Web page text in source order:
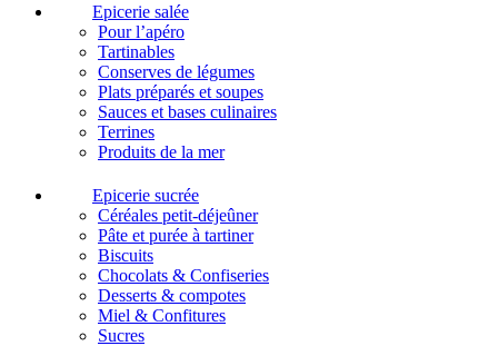
Epicerie salée
Pour l’apéro
Tartinables
Conserves de légumes
Plats préparés et soupes
Sauces et bases culinaires
Terrines
Produits de la mer
Epicerie sucrée
Céréales petit-déjeûner
Pâte et purée à tartiner
Biscuits
Chocolats & Confiseries
Desserts & compotes
Miel & Confitures
Sucres